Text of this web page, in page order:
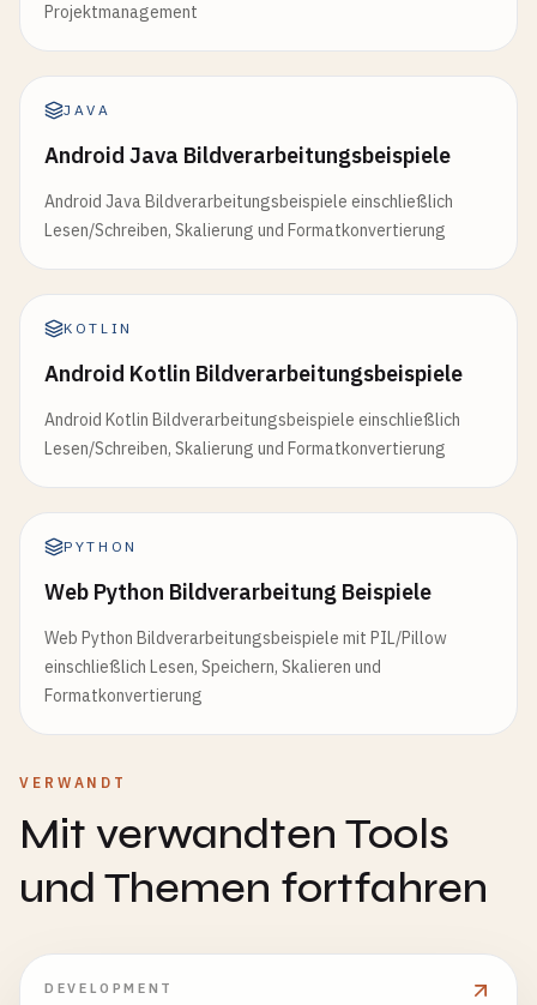
Projektmanagement
JAVA
Android Java Bildverarbeitungsbeispiele
Android Java Bildverarbeitungsbeispiele einschließlich
Lesen/Schreiben, Skalierung und Formatkonvertierung
KOTLIN
Android Kotlin Bildverarbeitungsbeispiele
Android Kotlin Bildverarbeitungsbeispiele einschließlich
Lesen/Schreiben, Skalierung und Formatkonvertierung
PYTHON
Web Python Bildverarbeitung Beispiele
Web Python Bildverarbeitungsbeispiele mit PIL/Pillow
einschließlich Lesen, Speichern, Skalieren und
Formatkonvertierung
VERWANDT
Mit verwandten Tools
und Themen fortfahren
DEVELOPMENT